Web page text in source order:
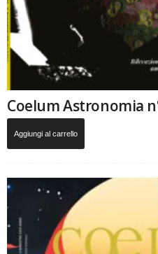
Coelum Astronomia
Aggiungi al carrello